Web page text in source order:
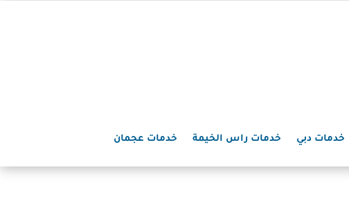
خدمات دبي خدمات راس الخيمة خدمات عجمان